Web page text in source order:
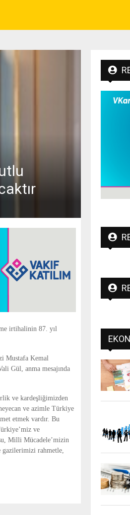
irtihalinin 87. yıl
Mustafa Kemal
Gül, anma mesajında
ve kardeşliğimizden
ve azimle Türkiye
etmek vardır. Bu
ve
Milli Mücadele’mizin
gazilerimizi rahmetle,